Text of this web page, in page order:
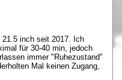
21.5 inch seit 2017. Ich
für 30-40 min, jedoch
immer "Ruhezustand"
Mal keinen Zugang,